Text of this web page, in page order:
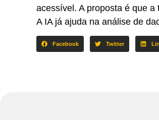
acessível. A proposta é que
A IA já ajuda na análise de
Facebook Twitter